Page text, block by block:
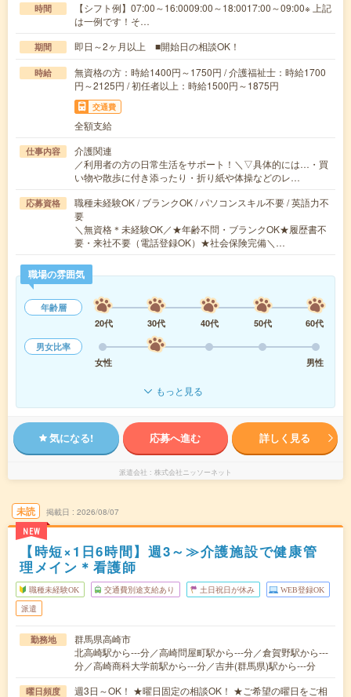
時間
【シフト例】07:00～16:0009:00～18:0017:00～09:00※ 上記
は一例です！そ…
期間 即日～2ヶ月以上 ■開始日の相談OK！
時給
無資格の方：時給1400円～1750円 / 介護福祉士：時給1700
円～2125円 / 初任者以上：時給1500円～1875円
交通費
全額支給
仕事内容
介護関連
／利用者の方の日常生活をサポート！＼▽具体的には…・買
い物や散歩に付き添ったり・折り紙や体操などのレ…
応募資格
職種未経験OK / ブランクOK / パソコンスキル不要 / 英語力不
要
＼無資格＊未経験OK／★年齢不問・ブランクOK★履歴書不
要・来社不要（電話登録OK）★社会保険完備＼…
職場の雰囲気
年齢層
20代
30代 40代 50代
60代
男女比率
女性
男性
もっと見る
気になる! 応募へ進む 詳しく見る
派遣会社 株式会社ニッソーネット
未読
NEW
掲載日 2026/08/07
【時短×1日6時間】週3～≫介護施設で健康管
理メイン＊看護師
職種未経験OK 交通費別途支給あり 土日祝日が休み WEB登録OK
派遣
勤務地
群馬県高崎市
北高崎駅から---分／高崎問屋町駅から---分／倉賀野駅から---
分／高崎商科大学前駅から---分／吉井(群馬県)駅から---分
曜日頻度 週3日～OK！ ★曜日固定の相談OK！ ★ご希望の曜日をご相